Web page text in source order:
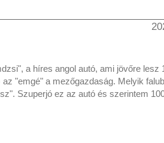
a híres angol autó, ami jövőre lesz
"emgé" a mezőgazdaság. Melyik
Szuperjó ez az autó és szerintem